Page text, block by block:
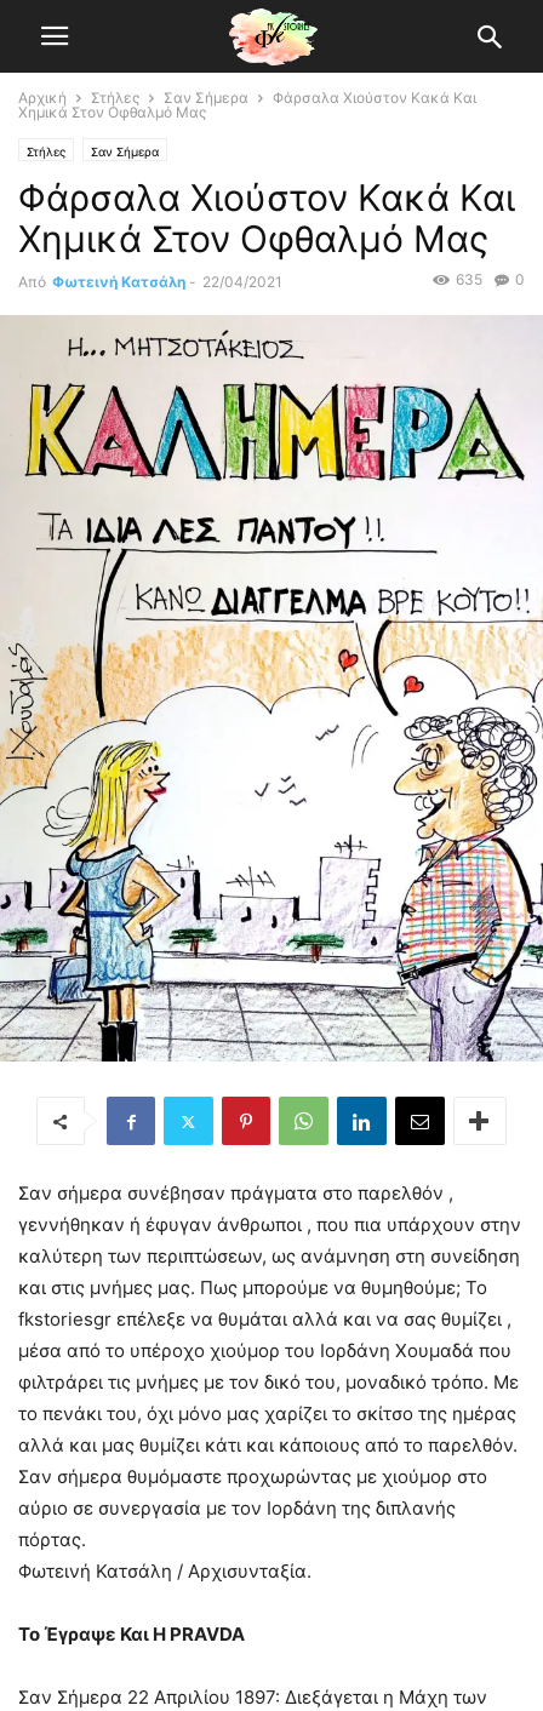
Αρχική Στήλες Σαν Σήμερα
Φάρσαλα Χιούστον Κακά Και
Χημικά Στον Οφθαλμό Μας
Στήλες Σαν Σήμερα
Φάρσαλα Χιούστον Κακά Και
Χημικά Στον Οφθαλμό Μας
Από Φωτεινή Κατσάλη - 22/04/2021 0
635
Σαν σήμερα συνέβησαν πράγματα στο παρελθόν ,
γεννήθηκαν ή έφυγαν άνθρωποι , που πια υπάρχουν στην
καλύτερη των περιπτώσεων, ως ανάμνηση στη συνείδηση
και στις μνήμες μας. Πως μπορούμε να θυμηθούμε; Το
fkstoriesgr επέλεξε να θυμάται αλλά και να σας θυμίζει ,
μέσα από το υπέροχο χιούμορ του Ιορδάνη Χουμαδά που
φιλτράρει τις μνήμες με τον δικό του, μοναδικό τρόπο. Με
το πενάκι του, όχι μόνο μας χαρίζει το σκίτσο της ημέρας
αλλά και μας θυμίζει κάτι και κάποιους από το παρελθόν.
Σαν σήμερα θυμόμαστε προχωρώντας με χιούμορ στο
αύριο σε συνεργασία με τον Ιορδάνη της διπλανής
πόρτας.
Φωτεινή Κατσάλη / Αρχισυνταξία.
Το Έγραψε Και Η PRAVDA
Σαν Σήμερα 22 Απριλίου 1897: Διεξάγεται η Μάχη των